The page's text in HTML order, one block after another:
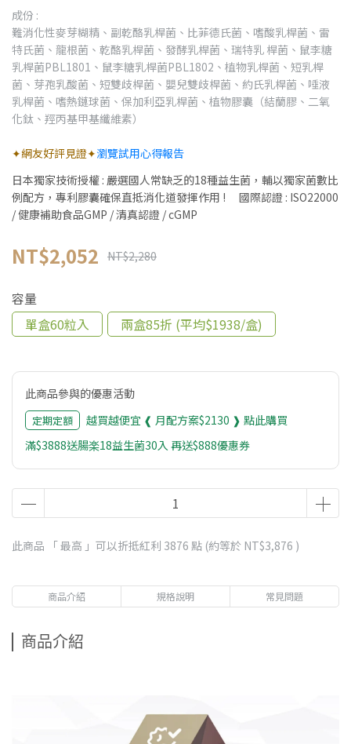
成份 :
難消化性麥芽糊精、副乾酪乳桿菌、比菲德氏菌、嗜酸乳桿菌、雷
特氏菌、龍根菌、乾酪乳桿菌、發酵乳桿菌、瑞特乳 桿菌、鼠李糖
乳桿菌PBL1801、鼠李糖乳桿菌PBL1802、植物乳桿菌、短乳桿
菌、芽孢乳酸菌、短雙歧桿菌、嬰兒雙歧桿菌、約氏乳桿菌、唾液
乳桿菌、嗜熱鏈球菌、保加利亞乳桿菌、植物膠囊（結蘭膠、二氧
化鈦、羥丙基甲基纖維素）
✦網友好評見證✦瀏覽試用心得報告
日本獨家技術授權 : 嚴選國人常缺乏的18種益生菌，輔以獨家菌數比
例配方，專利膠囊確保直抵消化道發揮作用 ! 國際認證 : ISO22000
/ 健康補助食品GMP / 清真認證 / cGMP
NT$2,052 NT$2,280
容量
單盒60粒入
兩盒85折 (平均$1938/盒)
此商品參與的優惠活動
定期定額
越買越便宜 ❰ 月配方案$2130 ❱ 點此購買
滿$3888送腸楽18益生菌30入 再送$888優惠券
此商品 「 最高 」可以折抵紅利 3876 點 (約等於 NT$3,876 )
商品介紹 規格說明 常見問題
商品介紹